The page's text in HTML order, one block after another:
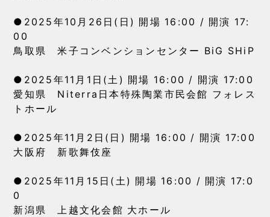
●2025年10月26日(日) 開場 16:00 / 開演 17:
00
鳥取県 米子コンベンションセンター BiG SHiP
●2025年11月1日(土) 開場 16:00 / 開演 17:00
愛知県 Niterra日本特殊陶業市民会館 フォレス
トホール
●2025年11月2日(日) 開場 16:00 / 開演 17:00
大阪府 新歌舞伎座
●2025年11月15日(土) 開場 16:00 / 開演 17:0
0
新潟県 上越文化会館 大ホール